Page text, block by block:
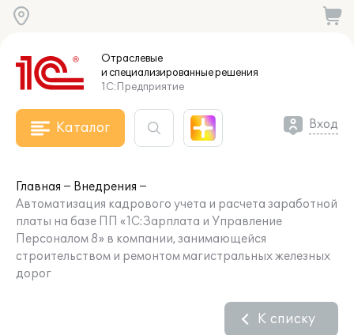
Отраслевые
и специализированныерешения
1С:Предприятие
Каталог Вход
Главная
Внедрения
Автоматизация кадрового учета и расчета заработной
платы на базе ПП «1С:Зарплата и Управление
Персоналом 8» в компании, занимающейся
строительством и ремонтом магистральных железных
дорог
К списку